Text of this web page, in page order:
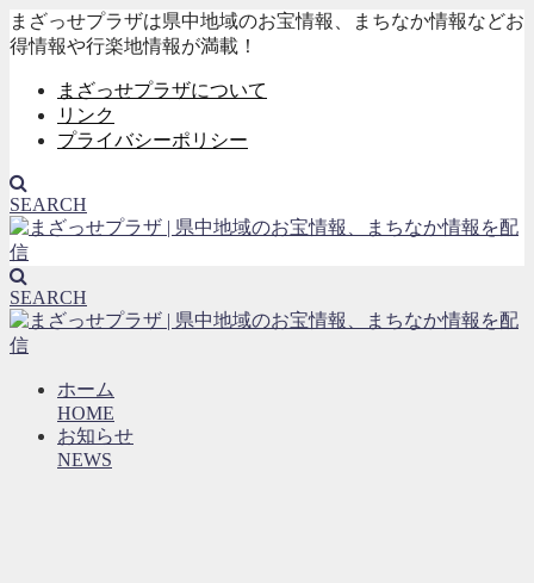
まざっせプラザは県中地域のお宝情報、まちなか情報などお
得情報や行楽地情報が満載！
まざっせプラザについて
リンク
プライバシーポリシー
SEARCH
SEARCH
ホーム
HOME
お知らせ
NEWS